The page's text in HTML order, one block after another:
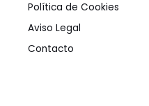
Política de Cookies
Aviso Legal
Contacto